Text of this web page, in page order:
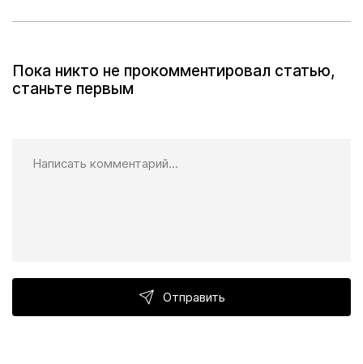
Пока никто не прокомментировал статью,
станьте первым
Отправить